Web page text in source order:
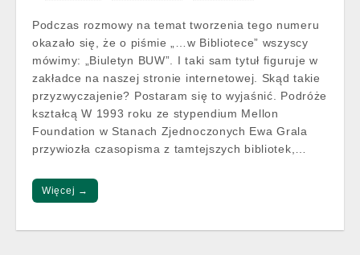
Podczas rozmowy na temat tworzenia tego numeru
okazało się, że o piśmie „…w Bibliotece” wszyscy
mówimy: „Biuletyn BUW”. I taki sam tytuł figuruje w
zakładce na naszej stronie internetowej. Skąd takie
przyzwyczajenie? Postaram się to wyjaśnić. Podróże
kształcą W 1993 roku ze stypendium Mellon
Foundation w Stanach Zjednoczonych Ewa Grala
przywiozła czasopisma z tamtejszych bibliotek,…
Więcej →